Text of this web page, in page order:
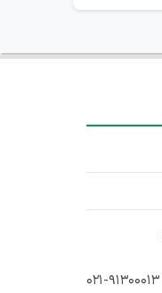
۰۲۱-۹۱۳۰۰۰۱۳